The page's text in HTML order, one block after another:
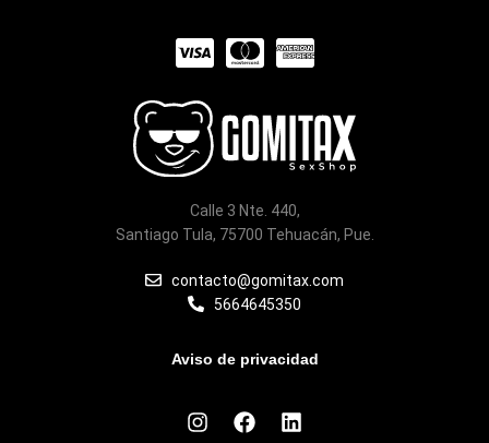
C
c
-
v
i
s
a
C
-
m
a
s
t
e
r
a
C
-
a
m
e
x
Calle 3 Nte. 440,
Santiago Tula, 75700 Tehuacán, Pue.
contacto@gomitax.com
5664645350
Aviso de privacidad
I
n
F
a
L
i